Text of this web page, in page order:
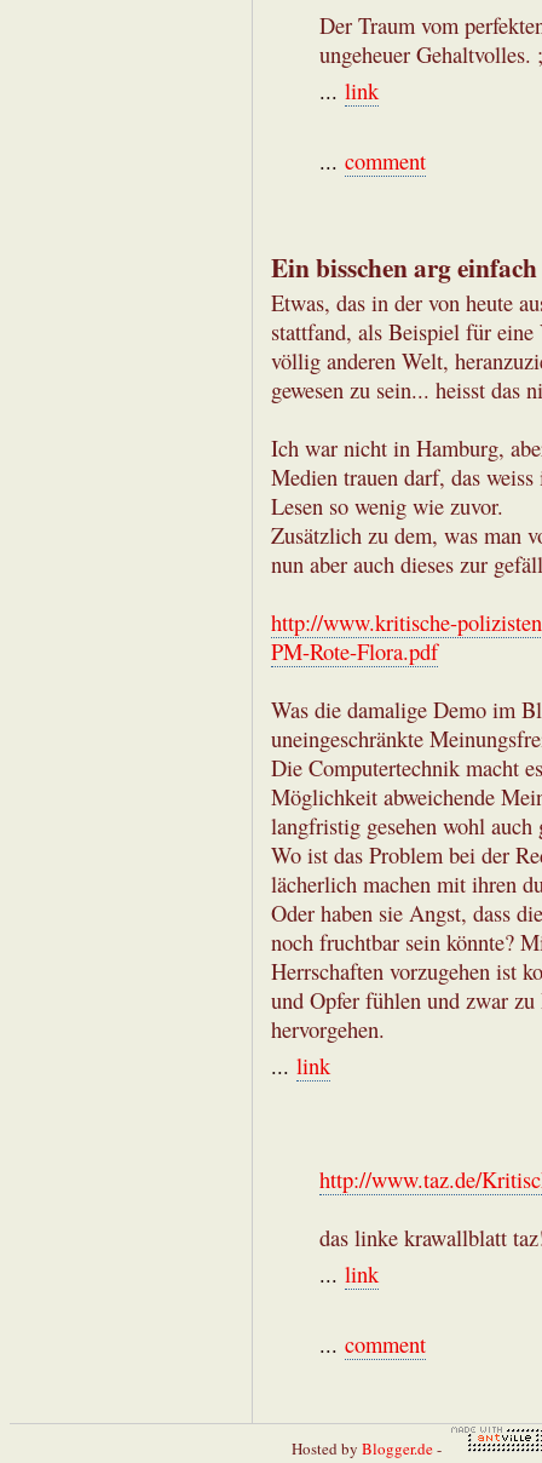
Der Traum vom
ungeheuer Gehaltvolles.
... link
... comment
Ein bisschen arg
Etwas, das in der von heute
stattfand, als Beispiel für
völlig anderen Welt,
gewesen zu sein... heisst das
Ich war nicht in Hamburg,
Medien trauen darf, das
Lesen so wenig wie zuvor.
Zusätzlich zu dem, was man
nun aber auch dieses zur
http://www.kritische-
PM-Rote-Flora.pdf
Was die damalige Demo im
uneingeschränkte
Die Computertechnik macht
Möglichkeit abweichende
langfristig gesehen wohl auch
Wo ist das Problem bei der
lächerlich machen mit ihren
Oder haben sie Angst, dass
noch fruchtbar sein könnte?
Herrschaften vorzugehen ist
und Opfer fühlen und zwar
hervorgehen.
... link
http://www.taz.de/
das linke krawallblatt
... link
... comment
Hosted by Blogger.de-